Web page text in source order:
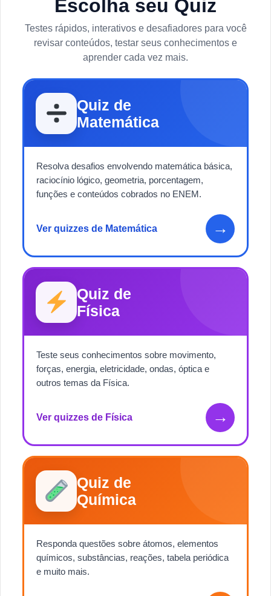
Escolha seu Quiz
Testes rápidos, interativos e desafiadores para você
revisar conteúdos, testar seus conhecimentos e
aprender cada vez mais.
Quiz de
Matemática
Resolva desafios envolvendo matemática básica,
raciocínio lógico, geometria, porcentagem,
funções e conteúdos cobrados no ENEM.
Ver quizzes de Matemática →
Quiz de
Física
Teste seus conhecimentos sobre movimento,
forças, energia, eletricidade, ondas, óptica e
outros temas da Física.
Ver quizzes de Física →
Quiz de
Química
Responda questões sobre átomos, elementos
químicos, substâncias, reações, tabela periódica
e muito mais.